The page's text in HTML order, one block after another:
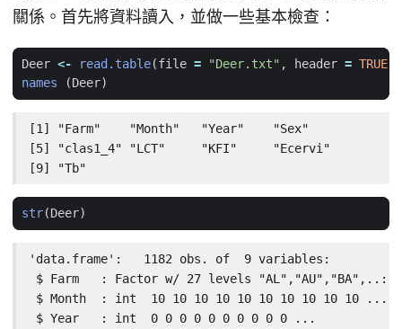
關係。首先將資料讀入，並做一些基本檢查：
Deer <- read.table(file = "Deer.txt" , header = TRUE
names
(Deer)
[1] "Farm"    "Month"   "Year"    "Sex"
[5] "clas1_4" "LCT"     "KFI"     "Ecervi"
[9] "Tb"
str(Deer)
'data.frame':	1182 obs. of  9 variables:
$ Farm   : Factor w/ 27 levels
$ Month  : int  10 10 10 10 10 10 10 10 10 10 ...
$ Year   : int  0 0 0 0 0 0 0 0 0 0 ...